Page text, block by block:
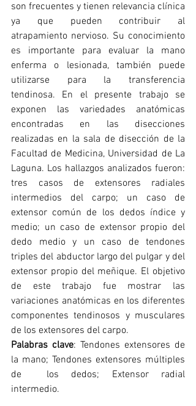
son frecuentes y tienen relevancia clínica
ya que pueden contribuir al
atrapamiento nervioso. Su conocimiento
es importante para evaluar la mano
enferma o lesionada, también puede
utilizarse para la transferencia
tendinosa. En el presente trabajo se
exponen las variedades anatómicas
encontradas en las disecciones
realizadas en la sala de disección de la
Facultad de Medicina, Universidad de La
Laguna. Los hallazgos analizados fueron:
tres casos de extensores radiales
intermedios del carpo; un caso de
extensor común de los dedos índice y
medio; un caso de extensor propio del
dedo medio y un caso de tendones
triples del abductor largo del pulgar y del
extensor propio del meñique. El objetivo
de este trabajo fue mostrar las
variaciones anatómicas en los diferentes
componentes tendinosos y musculares
de los extensores del carpo.
Palabras clave: Tendones extensores de
la mano; Tendones extensores múltiples
de  los dedos; Extensor radial
intermedio.